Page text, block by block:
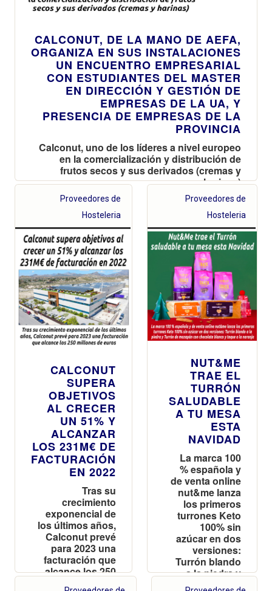
CALCONUT, DE LA MANO DE AEFA,
ORGANIZA EN SUS INSTALACIONES
UN ENCUENTRO EMPRESARIAL
CON ESTUDIANTES DEL MASTER
EN DIRECCIÓN Y GESTIÓN DE
EMPRESAS DE LA UA, Y
PRESENCIA DE EMPRESAS DE LA
PROVINCIA
Calconut, uno de los líderes a nivel europeo
en la comercialización y distribución de
frutos secos y sus derivados (cremas y
harinas)
Proveedores de
Hosteleria
CALCONUT
SUPERA
OBJETIVOS
AL CRECER
UN 51% Y
ALCANZAR
LOS 231M€ DE
FACTURACIÓN
EN 2022
Tras su
crecimiento
exponencial de
los últimos años,
Calconut prevé
para 2023 una
facturación que
alcance los 250
Proveedores de
Hosteleria
NUT&ME
TRAE EL
TURRÓN
SALUDABLE
A TU MESA
ESTA
NAVIDAD
La marca 100
% española y
de venta online
nut&me lanza
los primeros
turrones Keto
100% sin
azúcar en dos
versiones:
Turrón blando
a la piedra y
Turrón de